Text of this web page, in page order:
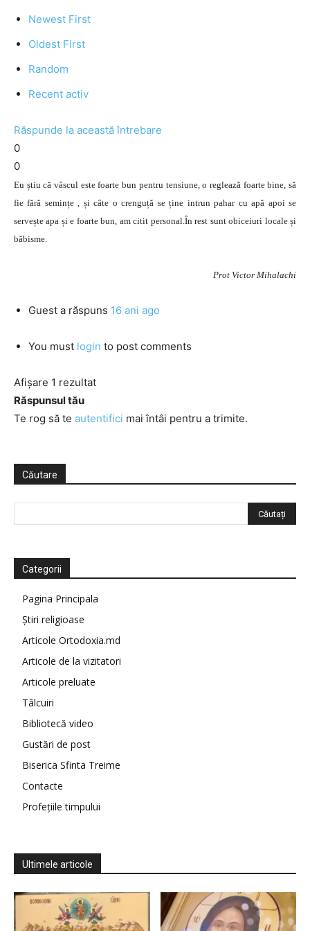
Newest First
Oldest First
Random
Recent activ
Răspunde la această întrebare
0
0
Eu știu că vâscul este foarte bun pentru tensiune, o reglează foarte bine, să
fie fără semințe , și câte o crenguță se ține intrun pahar cu apă apoi se
servește apa și e foarte bun, am citit personal.În rest sunt obiceiuri locale și
băbisme.
Prot Victor Mihalachi
Guest a răspuns 16 ani ago
You must login to post comments
Afișare 1 rezultat
Răspunsul tău
Te rog să te autentifici mai întâi pentru a trimite.
Căutare
Categorii
Pagina Principala
Știri religioase
Articole Ortodoxia.md
Articole de la vizitatori
Articole preluate
Tâlcuiri
Bibliotecă video
Gustări de post
Biserica Sfinta Treime
Contacte
Profețiile timpului
Ultimele articole